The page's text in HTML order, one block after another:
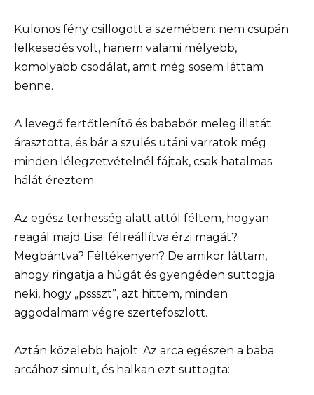
Különös fény csillogott a szemében: nem csupán
lelkesedés volt, hanem valami mélyebb,
komolyabb csodálat, amit még sosem láttam
benne.
A levegő fertőtlenítő és bababőr meleg illatát
árasztotta, és bár a szülés utáni varratok még
minden lélegzetvételnél fájtak, csak hatalmas
hálát éreztem.
Az egész terhesség alatt attól féltem, hogyan
reagál majd Lisa: félreállítva érzi magát?
Megbántva? Féltékenyen? De amikor láttam,
ahogy ringatja a húgát és gyengéden suttogja
neki, hogy „pssszt”, azt hittem, minden
aggodalmam végre szertefoszlott.
Aztán közelebb hajolt. Az arca egészen a baba
arcához simult, és halkan ezt suttogta: